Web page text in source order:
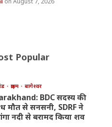
Popular
क्राइम बागेश्वर
BDC सदस्य की
मौत से सनसनी, SDRF ने
नदी से बरामद किया शव